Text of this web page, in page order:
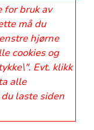
for bruk av
må du
hjørne
cookies og
Evt. klikk
alle
laste siden